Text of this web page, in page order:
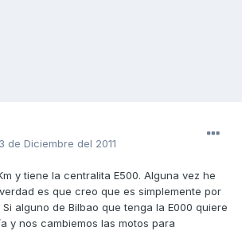
de Diciembre del 2011
y tiene la centralita E500. Alguna vez he
es que creo que es simplemente por
alguno de Bilbao que tenga la E000 quiere
y nos cambiemos las motos para